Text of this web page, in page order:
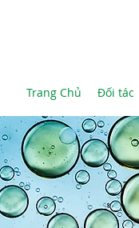
Trang Chủ Đối tác